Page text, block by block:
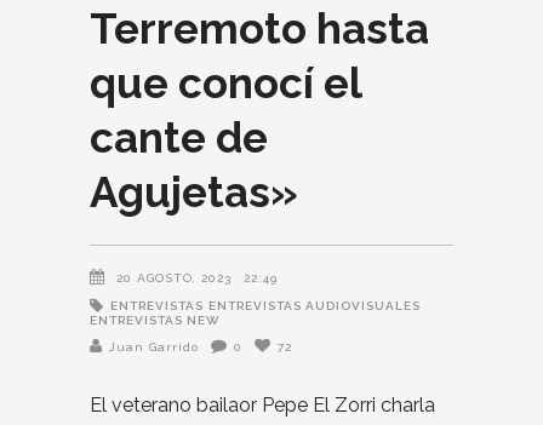
Terremoto hasta
que conocí el
cante de
Agujetas»
20 AGOSTO, 2023 22:49
ENTREVISTAS ENTREVISTAS AUDIOVISUALES
ENTREVISTAS NEW
Juan Garrido
0 72
El veterano bailaor Pepe El Zorri charla